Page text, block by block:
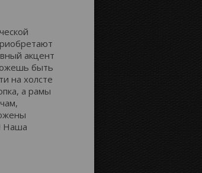
сторонах канвы:
акцент
быть
на холсте
а рамы
Наша